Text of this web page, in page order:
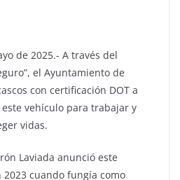
de 2025.- A través del
el Ayuntamiento de
con certificación DOT a
vehículo para trabajar y
vidas.
Laviada anunció este
cuando fungía como